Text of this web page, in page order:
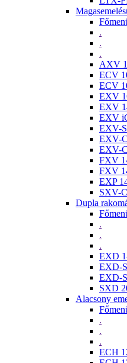
.
.
.
AXV
ECV
ECV
EXV
EXV
EXV
EXV-
EXV-
EXV-
FXV
FXV
EXP
SXV-
Dupla
.
.
.
EXD
EXD-
EXD-
SXD
Alacsony
.
.
.
ECH